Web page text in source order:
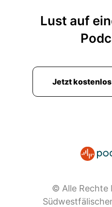
Lust auf
Jetzt
© Alle Rechte